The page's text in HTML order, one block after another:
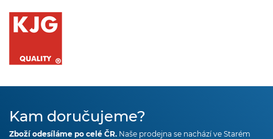
Kam doručujeme?
Zboží odesíláme po celé ČR. Naše prodejna se nachází ve Starém